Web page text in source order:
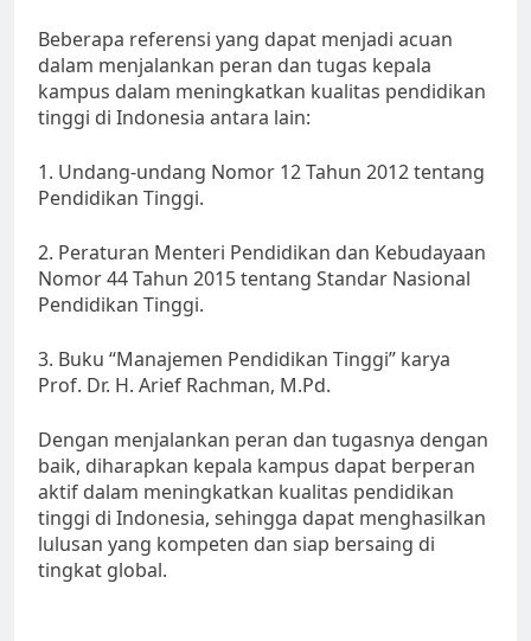
Beberapa referensi yang dapat menjadi acuan
dalam menjalankan peran dan tugas kepala
kampus dalam meningkatkan kualitas pendidikan
tinggi di Indonesia antara lain:
1. Undang-undang Nomor 12 Tahun 2012 tentang
Pendidikan Tinggi.
2. Peraturan Menteri Pendidikan dan Kebudayaan
Nomor 44 Tahun 2015 tentang Standar Nasional
Pendidikan Tinggi.
3. Buku “Manajemen Pendidikan Tinggi” karya
Prof. Dr. H. Arief Rachman, M.Pd.
Dengan menjalankan peran dan tugasnya dengan
baik, diharapkan kepala kampus dapat berperan
aktif dalam meningkatkan kualitas pendidikan
tinggi di Indonesia, sehingga dapat menghasilkan
lulusan yang kompeten dan siap bersaing di
tingkat global.